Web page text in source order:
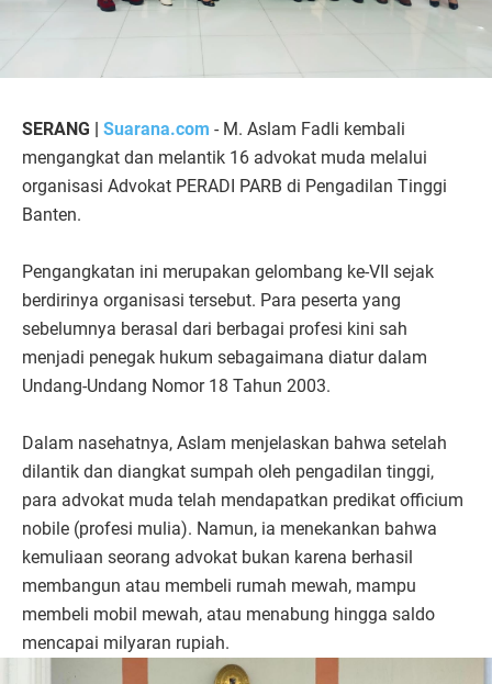
SERANG | Suarana.com - M. Aslam Fadli kembali
mengangkat dan melantik 16 advokat muda melalui
organisasi Advokat PERADI PARB di Pengadilan Tinggi
Banten.
Pengangkatan ini merupakan gelombang ke-VII sejak
berdirinya organisasi tersebut. Para peserta yang
sebelumnya berasal dari berbagai profesi kini sah
menjadi penegak hukum sebagaimana diatur dalam
Undang-Undang Nomor 18 Tahun 2003.
Dalam nasehatnya, Aslam menjelaskan bahwa setelah
dilantik dan diangkat sumpah oleh pengadilan tinggi,
para advokat muda telah mendapatkan predikat officium
nobile (profesi mulia). Namun, ia menekankan bahwa
kemuliaan seorang advokat bukan karena berhasil
membangun atau membeli rumah mewah, mampu
membeli mobil mewah, atau menabung hingga saldo
mencapai milyaran rupiah.